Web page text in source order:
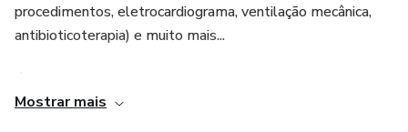
procedimentos, eletrocardiograma, ventilação mecânica,
antibioticoterapia) e muito mais...
aprovação na residência médica.
Mostrar mais